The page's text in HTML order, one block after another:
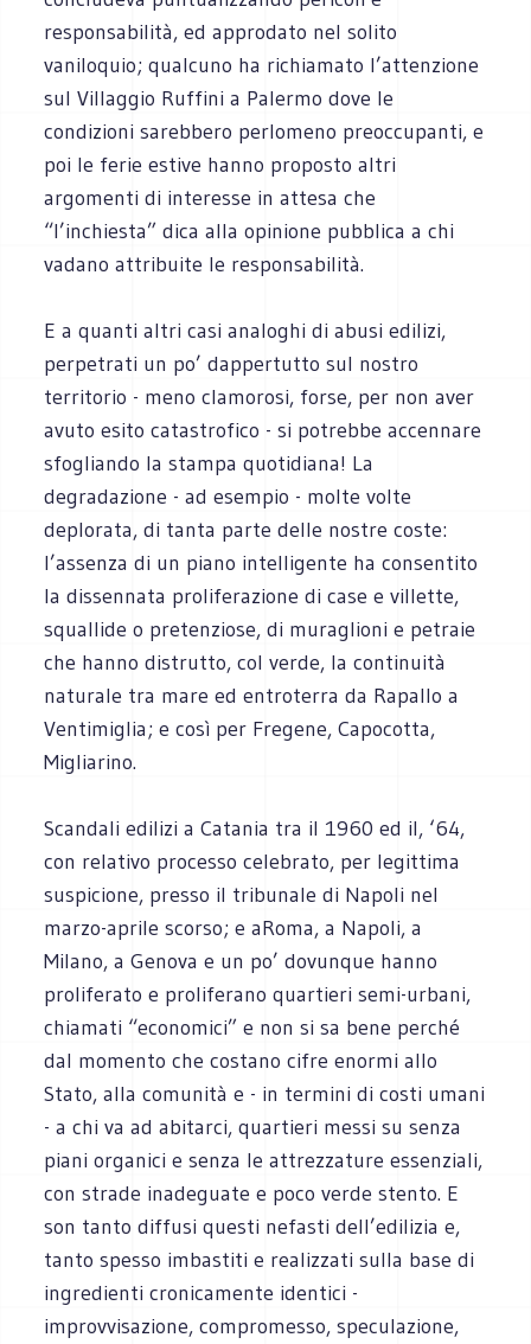
responsabilità, ed approdato nel solito
vaniloquio; qualcuno ha richiamato l’attenzione
sul Villaggio Ruffini a Palermo dove le
condizioni sarebbero perlomeno preoccupanti, e
poi le ferie estive hanno proposto altri
argomenti di interesse in attesa che
“l’inchiesta” dica alla opinione pubblica a chi
vadano attribuite le responsabilità.
E a quanti altri casi analoghi di abusi edilizi,
perpetrati un po’ dappertutto sul nostro
territorio - meno clamorosi, forse, per non aver
avuto esito catastrofico - si potrebbe accennare
sfogliando la stampa quotidiana! La
degradazione - ad esempio - molte volte
deplorata, di tanta parte delle nostre coste:
l’assenza di un piano intelligente ha consentito
la dissennata proliferazione di case e villette,
squallide o pretenziose, di muraglioni e petraie
che hanno distrutto, col verde, la continuità
naturale tra mare ed entroterra da Rapallo a
Ventimiglia; e così per Fregene, Capocotta,
Migliarino.
Scandali edilizi a Catania tra il 1960 ed il, ‘64,
con relativo processo celebrato, per legittima
suspicione, presso il tribunale di Napoli nel
marzo-aprile scorso; e aRoma, a Napoli, a
Milano, a Genova e un po’ dovunque hanno
proliferato e proliferano quartieri semi-urbani,
chiamati “economici” e non si sa bene perché
dal momento che costano cifre enormi allo
Stato, alla comunità e - in termini di costi umani
- a chi va ad abitarci, quartieri messi su senza
piani organici e senza le attrezzature essenziali,
con strade inadeguate e poco verde stento. E
son tanto diffusi questi nefasti dell’edilizia e,
tanto spesso imbastiti e realizzati sulla base di
ingredienti cronicamente identici -
improvvisazione, compromesso, speculazione,